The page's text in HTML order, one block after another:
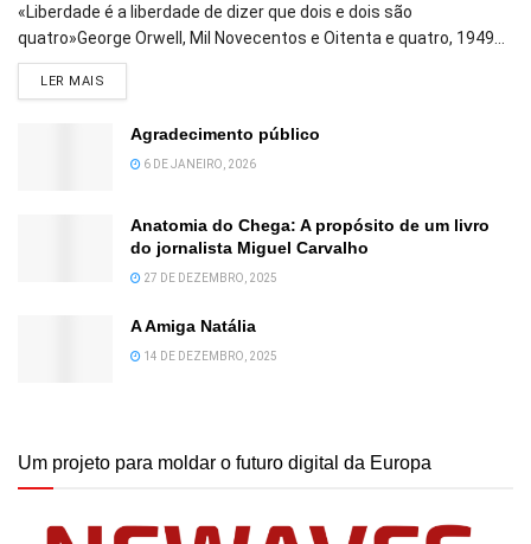
«Liberdade é a liberdade de dizer que dois e dois são
quatro»George Orwell, Mil Novecentos e Oitenta e quatro, 1949...
LER MAIS
Agradecimento público
6 DE JANEIRO, 2026
Anatomia do Chega: A propósito de um livro
do jornalista Miguel Carvalho
27 DE DEZEMBRO, 2025
A Amiga Natália
14 DE DEZEMBRO, 2025
Um projeto para moldar o futuro digital da Europa